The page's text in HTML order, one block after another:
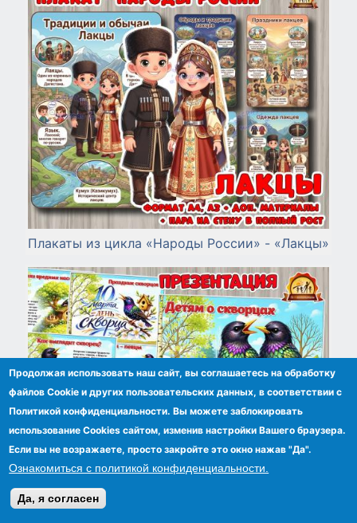
Плакаты из цикла «Народы России» - «Лакцы»
Продолжая использовать наш сайт, вы соглашаетесь на обработку
файлов Сookie и других пользовательских данных, в соответствии с
Политикой конфиденциальности. Вы можете заблокировать
использование Cookies сайтом, изменив настройки Вашего браузера.
Если вы не возражаете, просто закройте это окно нажав "Да".
Ознакомиться с политикой конфиденциальности.
Да, я согласен